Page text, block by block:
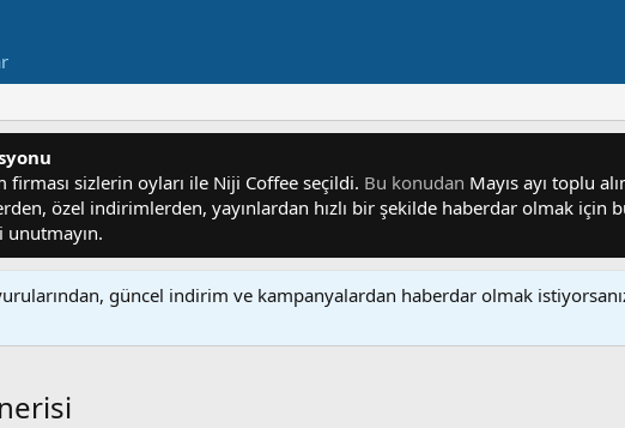
firması sizlerin oyları ile Niji Coffee seçildi. Bu konudan Mayıs ayı toplu
özel indirimlerden, yayınlardan hızlı bir şekilde haberdar olmak için
güncel indirim ve kampanyalardan haberdar olmak